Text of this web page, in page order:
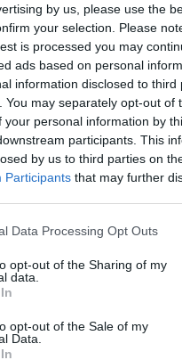
by us, please use the
your selection. Please
is processed you may
ads based on personal
information disclosed to third
You may separately opt-out of
your personal information by
participants. This
by us to third parties on
Participants that may further
that this website/app uses one
your visit or usage behaviour.
consent to Google and its
for below specified purposes
Data Processing Opt Outs
opt-out of the Sharing of my
data.
opt-out of the Sale of my
Data.
ideāls
produkti,
kļūst
pēc dažām
Pēteris
19 strīdi